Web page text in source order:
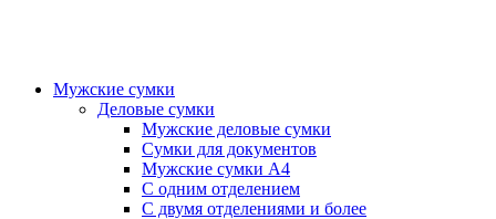
Мужские сумки
Деловые сумки
Мужские деловые сумки
Сумки для документов
Мужские сумки А4
С одним отделением
С двумя отделениями и более